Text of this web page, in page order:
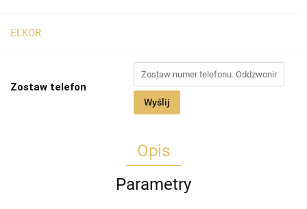
ELKOR
Zostaw telefon
Wyślij
Opis
Parametry